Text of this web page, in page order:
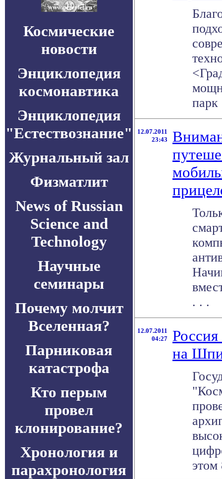
Космические
новости
Энциклопедия
космонавтика
Энциклопедия
"Естествознание"
Журнальный зал
Физматлит
News of Russian
Science and
Technology
Научные
семинары
Почему молчит
Вселенная?
Парниковая
катастрофа
Кто перым
провел
клонирование?
Хронология и
парахронология
12.07.2011
23:43
. . .
12.07.2011
04:27
на